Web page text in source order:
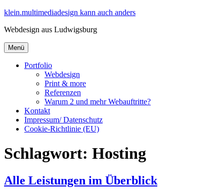
Zum
springen
klein.multimediadesign kann auch anders
Webdesign aus Ludwigsburg
Menü
Portfolio
Webdesign
Print & more
Referenzen
Warum 2 und mehr Webauftritte?
Kontakt
Impressum/ Datenschutz
Cookie-Richtlinie (EU)
Schlagwort: Hosting
Alle Leistungen im Überblick